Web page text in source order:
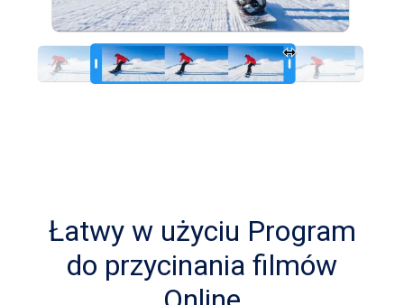
Łatwy w użyciu Program
do przycinania filmów